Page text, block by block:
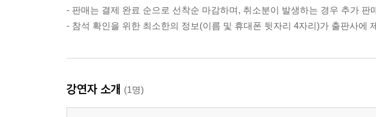
- 판매는 결제 완료 순으로 선착순 마감하며, 취소분이 발생하는 경우 추가 판
- 참석 확인을 위한 최소한의 정보(이름 및 휴대폰 뒷자리 4자리)가 출판사에
강연자 소개 (1명)